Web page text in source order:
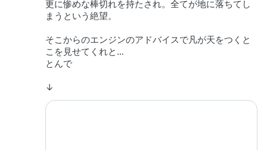
更に惨めな棒切れを持たされ。全てが地に落ちてし
まうという絶望。
そこからのエンジンのアドバイスで凡が天をつくと
こを見せてくれと…
とんで
↓